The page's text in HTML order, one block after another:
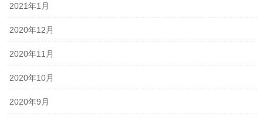
2021年1月
2020年12月
2020年11月
2020年10月
2020年9月